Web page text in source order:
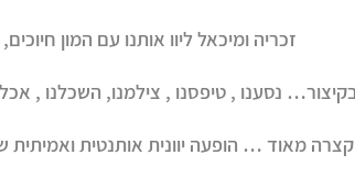
זכריה ומיכאל ליוו אותנו עם המון
נסענו , טיפסנו , צילמנו, השכלנו ,
מאוד … הופעה יוונית אותנטית